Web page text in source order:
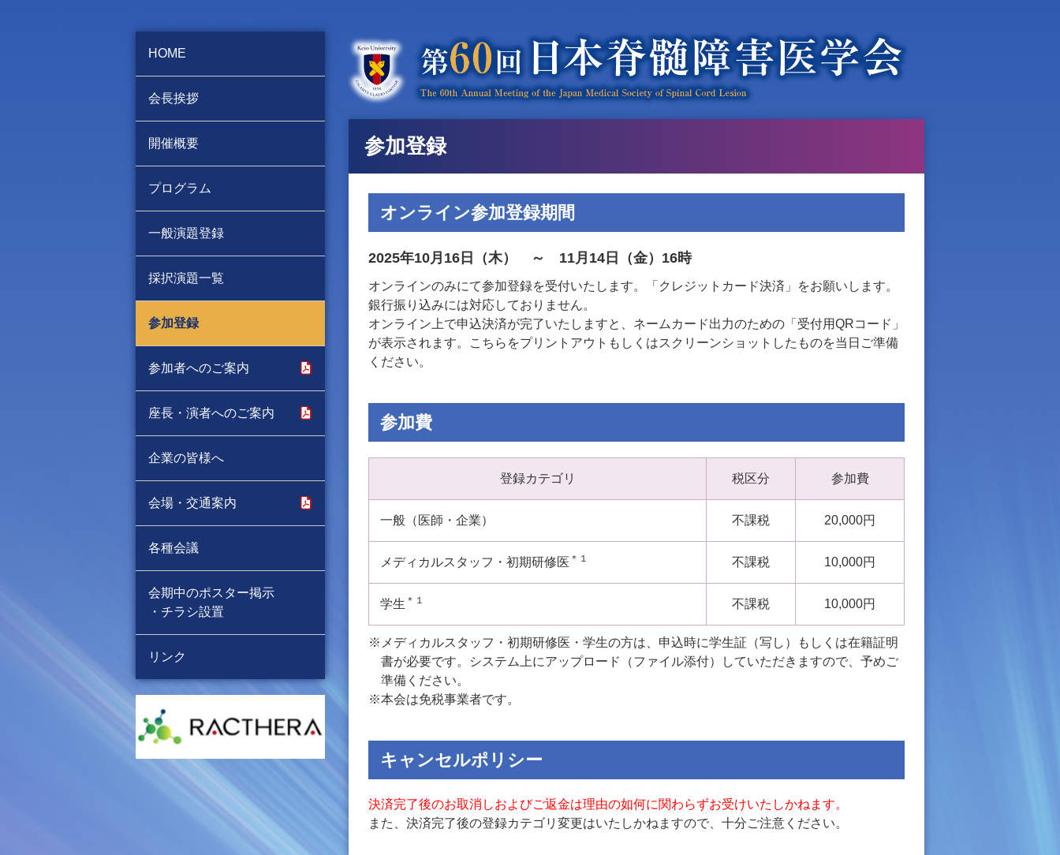
HOME
会長挨拶
開催概要
プログラム
一般演題登録
採択演題一覧
参加登録
参加者へのご案内
座長・演者へのご案内
企業の皆様へ
会場・交通案内
各種会議
会期中のポスター掲示
・チラシ設置
リンク
参加登録
オンライン参加登録期間
2025年10月16日（木） ～ 11月14日（金）16時
オンラインのみにて参加登録を受付いたします。「クレジットカード決済」をお願いします。
銀行振り込みには対応しておりません。
オンライン上で申込決済が完了いたしますと、ネームカード出力のための「受付用QRコード」
が表示されます。こちらをプリントアウトもしくはスクリーンショットしたものを当日ご準備
ください。
参加費
登録カテゴリ 税区分 参加費
一般（医師・企業） 不課税 20,000円
メディカルスタッフ・初期研修医 ＊１ 不課税 10,000円
学生 ＊１ 不課税 10,000円
※メディカルスタッフ・初期研修医・学生の方は、申込時に学生証（写し）もしくは在籍証明
書が必要です。システム上にアップロード（ファイル添付）していただきますので、予めご
準備ください。
※本会は免税事業者です。
キャンセルポリシー
決済完了後のお取消しおよびご返金は理由の如何に関わらずお受けいたしかねます。
また、決済完了後の登録カテゴリ変更はいたしかねますので、十分ご注意ください。